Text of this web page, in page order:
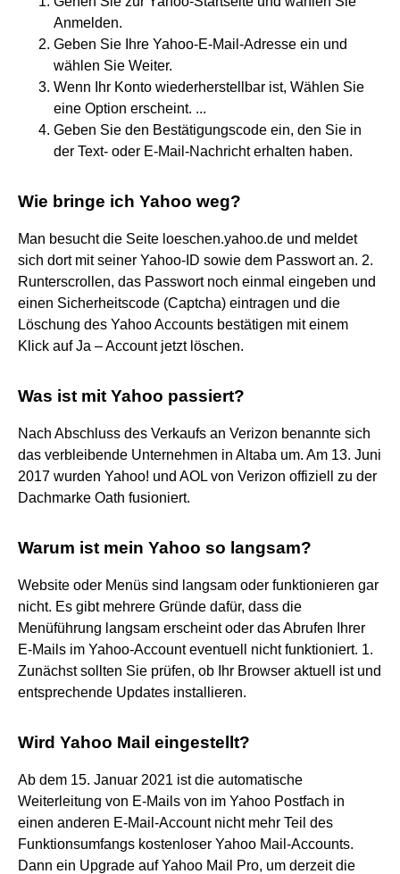
Anmelden.
Geben Sie Ihre Yahoo-E-Mail-Adresse ein und
wählen Sie Weiter.
Wenn Ihr Konto wiederherstellbar ist, Wählen Sie
eine Option erscheint. ...
Geben Sie den Bestätigungscode ein, den Sie in
der Text- oder E-Mail-Nachricht erhalten haben.
Wie bringe ich Yahoo weg?
Man besucht die Seite loeschen.yahoo.de und meldet
sich dort mit seiner Yahoo-ID sowie dem Passwort an. 2.
Runterscrollen, das Passwort noch einmal eingeben und
einen Sicherheitscode (Captcha) eintragen und die
Löschung des Yahoo Accounts bestätigen mit einem
Klick auf Ja – Account jetzt löschen.
Was ist mit Yahoo passiert?
Nach Abschluss des Verkaufs an Verizon benannte sich
das verbleibende Unternehmen in Altaba um. Am 13. Juni
2017 wurden Yahoo! und AOL von Verizon offiziell zu der
Dachmarke Oath fusioniert.
Warum ist mein Yahoo so langsam?
Website oder Menüs sind langsam oder funktionieren gar
nicht. Es gibt mehrere Gründe dafür, dass die
Menüführung langsam erscheint oder das Abrufen Ihrer
E-Mails im Yahoo-Account eventuell nicht funktioniert. 1.
Zunächst sollten Sie prüfen, ob Ihr Browser aktuell ist und
entsprechende Updates installieren.
Wird Yahoo Mail eingestellt?
Ab dem 15. Januar 2021 ist die automatische
Weiterleitung von E-Mails von im Yahoo Postfach in
einen anderen E-Mail-Account nicht mehr Teil des
Funktionsumfangs kostenloser Yahoo Mail-Accounts.
Dann ein Upgrade auf Yahoo Mail Pro, um derzeit die